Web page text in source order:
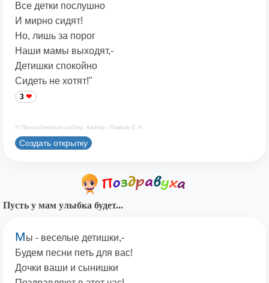
Все детки послушно
И мирно сидят!
Но, лишь за порог
Наши мамы выходят,-
Детишки спокойно
Сидеть не хотят!"
3
© Принадлежит сайту. Автор: Лаврик Е.А.
Создать открытку
Пусть у мам улыбка будет...
Мы - веселые детишки,-
Будем песни петь для вас!
Дочки ваши и сынишки